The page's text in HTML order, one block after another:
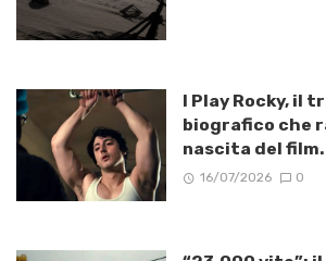
I Play Rocky, il
biografico che
nascita del film.
16/07/2026 0